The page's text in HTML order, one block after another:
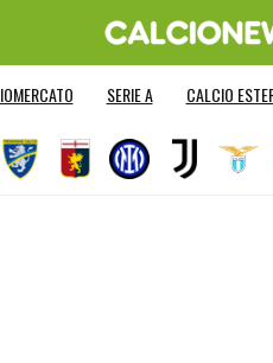
SERIE A CALCIO